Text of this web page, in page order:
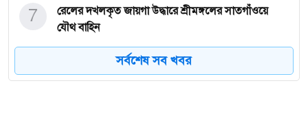
রেলের দখলকৃত জায়গা উদ্ধারে শ্রীমঙ্গলের সাতগাঁওয়ে
যৌথ বাহিন
7
শক্তিশালী হচ্ছে বাংলাদেশের পাসপোর্ট, বর্তমান অবস্থান
কত
8 সর্বশেষ সব খবর